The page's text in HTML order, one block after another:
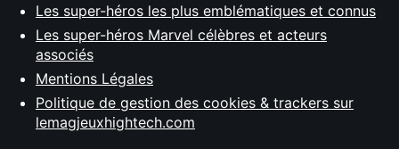
Les super-héros les plus emblématiques et connus
Les super-héros Marvel célèbres et acteurs
associés
Mentions Légales
Politique de gestion des cookies & trackers sur
lemagjeuxhightech.com